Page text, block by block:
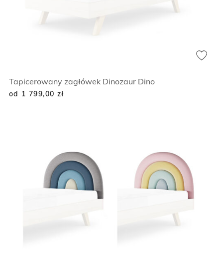
Tapicerowany zagłówek Dinozaur Dino
od 1 799,00 zł